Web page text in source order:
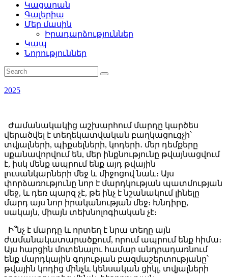
Կացարան
Գալերիա
Մեր մասին
Իրադարձություններ
Կապ
Նորություններ
2025
Ժամանակակից աշխարհում մարդը կարծես
վերածվել է տեղեկատվական բաղկացուցչի՝
տվյալների, պիքսելների, կոդերի․ մեր դեմքերը
սքանավորվում են, մեր ինքնությունը թվայնացվում
է, իսկ մենք ապրում ենք այդ թվային
լուսանկարների մեջ և միջոցով նաև։ Այս
փորձառությունը նոր է մարդկության պատմության
մեջ, և դեռ պարզ չէ, թե ինչ է նշանակում լինելը
մարդ այս նոր իրականության մեջ։ Խնդիրը,
սակայն, միայն տեխնոլոգիական չէ։
Ի՞նչ է մարդը և որտեղ է նրա տեղը այն
ժամանակատարածքում, որում ապրում ենք հիմա։
Այս հարցին մոտենալու համար անդրադառնում
ենք մարդկային գոյության բազմաշերտությանը՝
թվային կոդից մինչև կենսական ցիկլ, տվյալների